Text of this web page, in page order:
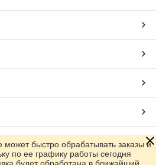
Prom.ua
быстро обрабатывать заказы и
по ее графику работы сегодня